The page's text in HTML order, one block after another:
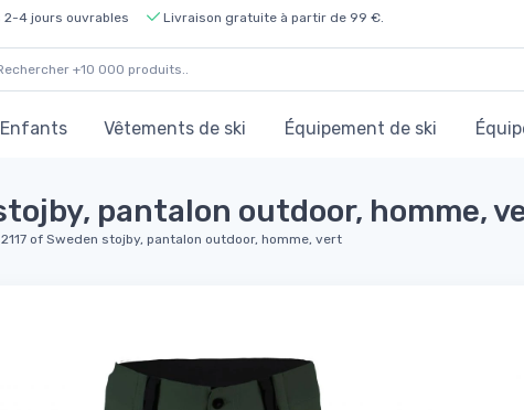
2-4 jours ouvrables Livraison gratuite à partir de 99 €.
Enfants Vêtements de ski Équipement de ski
pantalon outdoor, homme,
2117 of Sweden stojby, pantalon outdoor, homme, vert